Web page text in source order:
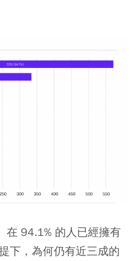
在 94.1% 的人已經擁有
下，為何仍有近三成的